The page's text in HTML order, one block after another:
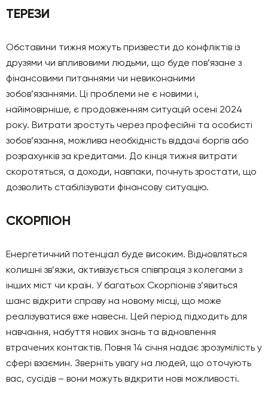
ТЕРЕЗИ
Обставини тижня можуть призвести до конфліктів із
друзями чи впливовими людьми, що буде пов’язане з
фінансовими питаннями чи невиконаними
зобов’язаннями. Ці проблеми не є новими і,
найімовірніше, є продовженням ситуацій осені 2024
року. Витрати зростуть через професійні та особисті
зобов’язання, можлива необхідність віддачі боргів або
розрахунків за кредитами. До кінця тижня витрати
скоротяться, а доходи, навпаки, почнуть зростати, що
дозволить стабілізувати фінансову ситуацію.
СКОРПІОН
Енергетичний потенціал буде високим. Відновляться
колишні зв’язки, активізується співпраця з колегами з
інших міст чи країн. У багатьох Скорпіонів з’явиться
шанс відкрити справу на новому місці, що може
реалізуватися вже навесні. Цей період підходить для
навчання, набуття нових знань та відновлення
втрачених контактів. Повня 14 січня надає зрозумілість у
сфері взаємин. Зверніть увагу на людей, що оточують
вас, сусідів – вони можуть відкрити нові можливості.